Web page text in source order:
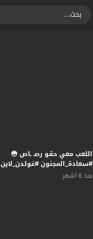
اللعب معي حقو رصـ ـاص 😳
#سعادة_المجنون #غولدن_لاين
#رمضان2026 #عبدالمنعم_عمايري
منذ 6 أشهر